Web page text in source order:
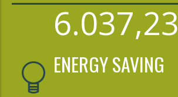
6.037,23
ENERGY SAVING